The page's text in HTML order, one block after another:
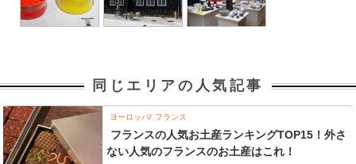
同じエリアの人気記事
ヨーロッパ フランス
フランスの人気お土産ランキングTOP15！外さ
ない人気のフランスのお土産はこれ！